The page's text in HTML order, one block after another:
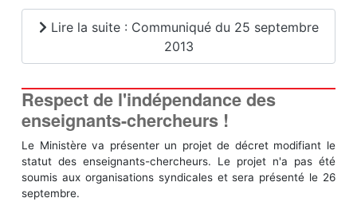
Lire la suite : Communiqué du 25 septembre
2013
Respect de l'indépendance des
enseignants-chercheurs !
Le Ministère va présenter un projet de décret modifiant le
statut des enseignants-chercheurs. Le projet n'a pas été
soumis aux organisations syndicales et sera présenté le 26
septembre.